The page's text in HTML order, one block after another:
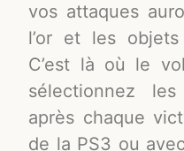
vos attaques
l’or et les
C’est là où le
sélectionnez
après chaque
de la PS3 ou